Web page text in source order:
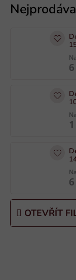
OTEVŘÍT
ý
p